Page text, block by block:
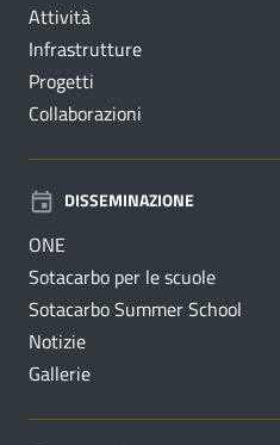
Attività
Infrastrutture
Progetti
Collaborazioni
DISSEMINAZIONE
ONE
Sotacarbo per le scuole
Sotacarbo Summer School
Notizie
Gallerie